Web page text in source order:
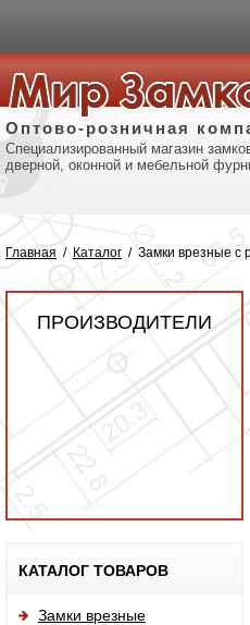
Оптово-розничная
Специализированный магазин
дверной, оконной и мебельной
Главная / Каталог / Замки врезные с
ПРОИЗВОДИТЕЛИ
КАТАЛОГ ТОВАРОВ
Замки врезные